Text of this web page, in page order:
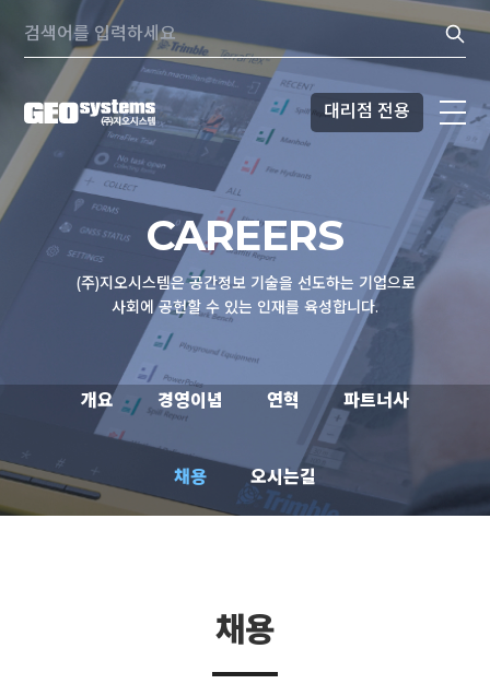
바로가기
Search:
개요
경영이념
대리점 전용
CAREERS
(주)지오시스템은 공간정보 기술을 선도하는 기업으로
사회에 공헌할 수 있는 인재를 육성합니다.
개요 경영이념 연혁 파트너사
채용 오시는길
채용